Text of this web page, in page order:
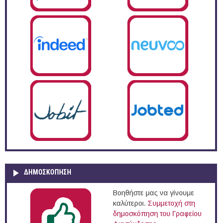
ΔΗΜΟΣΚΌΠΗΣΗ
Βοηθήστε μας να γίνουμε
καλύτεροι. Συμμετοχή στη
δημοσκόπηση του Γραφείου